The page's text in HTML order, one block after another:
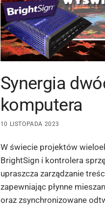
Synergia
komputera
10 LISTOPADA 2023
W świecie projektów
BrightSign i kontrolera
upraszcza zarządzanie
zapewniając płynne
oraz zsynchronizowane